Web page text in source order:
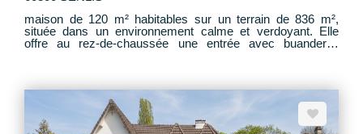
maison de 120 m² habitables sur un terrain de 836 m²,
située dans un environnement calme et verdoyant. Elle
offre au rez-de-chaussée une entrée avec buanderie,
indépendant et d'une cave extérieure.